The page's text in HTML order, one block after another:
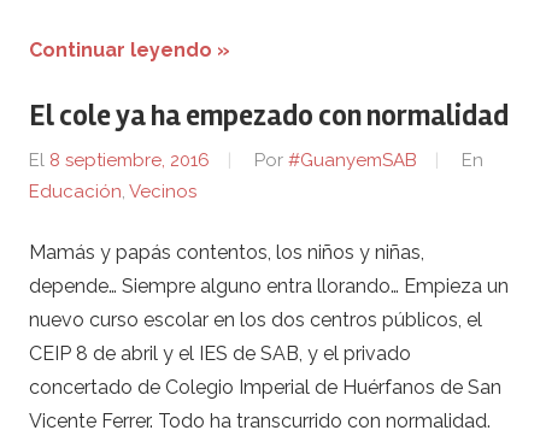
Continuar leyendo »
El cole ya ha empezado con normalidad
El 8 septiembre, 2016 Por #GuanyemSAB
En
Educación, Vecinos
Mamás y papás contentos, los niños y niñas,
depende… Siempre alguno entra llorando… Empieza un
nuevo curso escolar en los dos centros públicos, el
CEIP 8 de abril y el IES de SAB, y el privado
concertado de Colegio Imperial de Huérfanos de San
Vicente Ferrer. Todo ha transcurrido con normalidad.